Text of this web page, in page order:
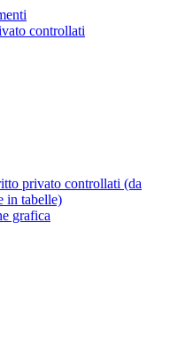
controllati
privato controllati (da
in tabelle)
grafica